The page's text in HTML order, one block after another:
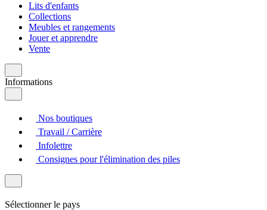
Lits d'enfants
Collections
Meubles et rangements
Jouer et apprendre
Vente
Informations
Nos boutiques
Travail / Carrière
Infolettre
Consignes pour l'élimination des piles
Sélectionner le pays